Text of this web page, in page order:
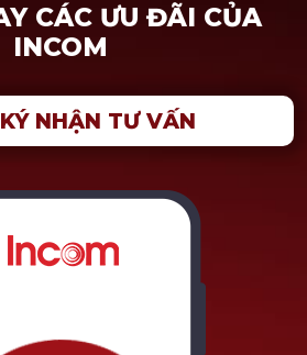
CÁC ƯU ĐÃI CỦA
INCOM
NHẬN TƯ VẤN